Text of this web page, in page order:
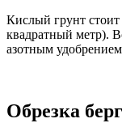
Кислый грунт стоит
квадратный метр).
азотным
Обрезка